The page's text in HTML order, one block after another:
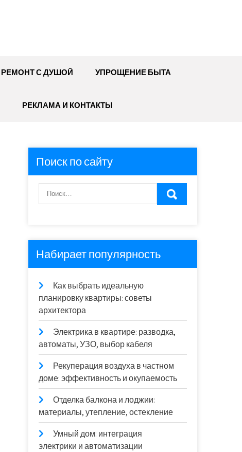
РЕМОНТ С ДУШОЙ УПРОЩЕНИЕ БЫТА
РЕКЛАМА И КОНТАКТЫ
Поиск по сайту
Набирает популярность
Как выбрать идеальную
планировку квартиры: советы
архитектора
Электрика в квартире: разводка,
автоматы, УЗО, выбор кабеля
Рекуперация воздуха в частном
доме: эффективность и окупаемость
Отделка балкона и лоджии:
материалы, утепление, остекление
Умный дом: интеграция
электрики и автоматизации